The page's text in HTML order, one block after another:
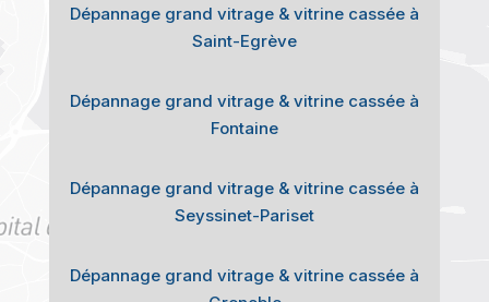
Dépannage grand vitrage & vitrine cassée à
Saint-Egrève
Dépannage grand vitrage & vitrine cassée à
Fontaine
Dépannage grand vitrage & vitrine cassée à
Seyssinet-Pariset
Dépannage grand vitrage & vitrine cassée à